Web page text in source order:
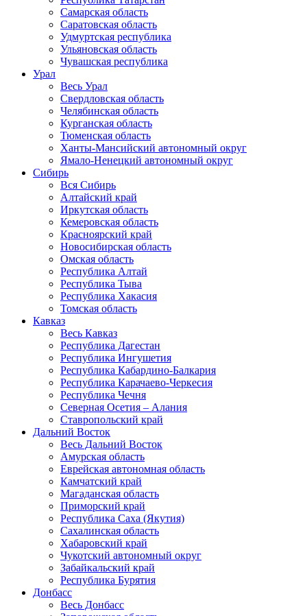
Самарская область
Саратовская область
Удмуртская республика
Ульяновская область
Чувашская республика
Урал
Весь Урал
Свердловская область
Челябинская область
Курганская область
Тюменская область
Ханты-Мансийский автономный округ
Ямало-Ненецкий автономный округ
Сибирь
Вся Сибирь
Алтайский край
Иркутская область
Кемеровская область
Красноярский край
Новосибирская область
Омская область
Республика Алтай
Республика Тыва
Республика Хакасия
Томская область
Кавказ
Весь Кавказ
Республика Дагестан
Республика Ингушетия
Республика Кабардино-Балкария
Республика Карачаево-Черкесия
Республика Чечня
Северная Осетия – Алания
Ставропольский край
Дальний Восток
Весь Дальний Восток
Амурская область
Еврейская автономная область
Камчатский край
Магаданская область
Приморский край
Республика Саха (Якутия)
Сахалинская область
Хабаровский край
Чукотский автономный округ
Забайкальский край
Республика Бурятия
Донбасс
Весь Донбасс